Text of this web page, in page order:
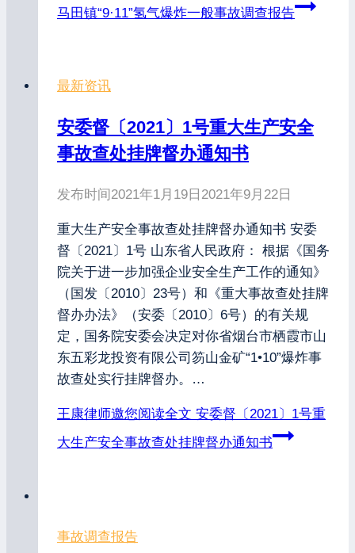
马田镇“9·11”氢气爆炸一般事故调查报告
最新资讯
安委督〔2021〕1号重大生产安全
事故查处挂牌督办通知书
发布时间2021年1月19日 2021年9月22日
重大生产安全事故查处挂牌督办通知书 安委
督〔2021〕1号 山东省人民政府： 根据《国务
院关于进一步加强企业安全生产工作的通知》
（国发〔2010〕23号）和《重大事故查处挂牌
督办办法》（安委〔2010〕6号）的有关规
定，国务院安委会决定对你省烟台市栖霞市山
东五彩龙投资有限公司笏山金矿“1•10”爆炸事
故查处实行挂牌督办。…
王康律师邀您阅读全文 安委督〔2021〕1号重
大生产安全事故查处挂牌督办通知书
事故调查报告